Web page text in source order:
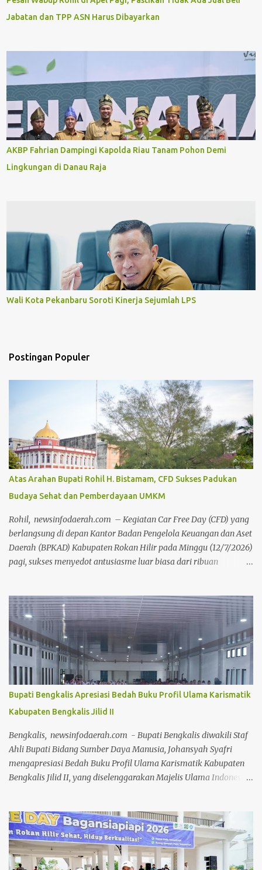
Jabatan dan TPP ASN Harus Dibayarkan
AKBP Fahrian Dampingi Kapolda Riau Tanam Pohon Demi
Lingkungan di Danau Raja
Wali Kota Pekanbaru Soroti Kinerja Sejumlah LPS
Postingan Populer
Atas Arahan Bupati Rohil H. Bistamam, CFD Sukses Padukan
Budaya Sehat dan Pemberdayaan UMKM
Rohil, newsinfodaerah.com – Kegiatan Car Free Day (CFD) yang
berlangsung di depan Kantor Badan Pengelola Keuangan dan Aset
Daerah (BPKAD) Kabupaten Rokan Hilir pada Minggu (12/7/2026)
pagi, sukses menyedot antusiasme luar biasa dari ribuan
penuh oleh Pemerintah Kabupaten Rokan Hilir. Agenda tersebut
menjadi upaya nyata pemerintah untuk terus mendorong budaya
hidup sehat sekaligus menghidupkan ruang publik yang positif
bagi warga. Sejak pagi, warga dari berbagai kalangan usia
memanfaatkan momen bebas kendaraan bermotor ini untuk
berolahraga, mulai dari senam bersama, joging, hingga
bersepeda. Selain menjadi ajang menjaga kebugaran dan
bersilaturahmi, CFD kali ini juga sukses menjadi motor penggerak
ekonomi daerah. Puluhan pelaku Usaha Mikro, Kecil, dan
Menengah (UMKM) lokal yang memadati area kegiatan
melaporkan lonjakan omzet yang positif berkat ramainya pe...
Bupati Bengkalis Apresiasi Bedah Buku Profil Ulama Karismatik
Kabupaten Bengkalis Jilid II
Bengkalis, newsinfodaerah.com - Bupati Bengkalis diwakili Staf
Ahli Bupati Bidang Sumber Daya Manusia, Johansyah Syafri
mengapresiasi Bedah Buku Profil Ulama Karismatik Kabupaten
Bengkalis Jilid II, yang diselenggarakan Majelis Ulama Indonesia
during dengan menghadirkan berbagai tokoh selaku narasumber,
Jumat 24 Juli 2026, di aula gedung Diklat Jalan Kelapapati Darat
Bengkalis. Dalam sambutannya, Johan mengatakan, kegiatan
bedah buku ini memiliki makna yang sangat penting karena